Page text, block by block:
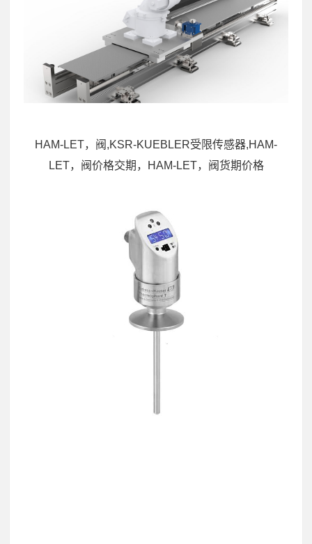
HAM-LET，阀,KSR-KUEBLER受限传感器,HAM-
LET，阀价格交期，HAM-LET，阀货期价格